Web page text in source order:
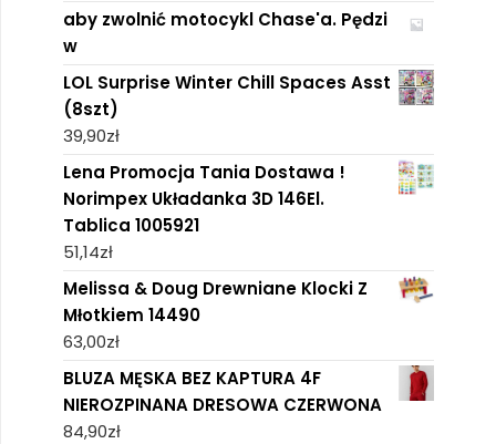
aby zwolnić motocykl Chase'a. Pędzi
w
LOL Surprise Winter Chill Spaces Asst
(8szt)
39,90zł
Lena Promocja Tania Dostawa !
Norimpex Układanka 3D 146El.
Tablica 1005921
51,14zł
Melissa & Doug Drewniane Klocki Z
Młotkiem 14490
63,00zł
BLUZA MĘSKA BEZ KAPTURA 4F
NIEROZPINANA DRESOWA CZERWONA
84,90zł